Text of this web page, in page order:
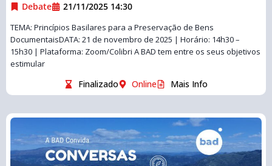
Debate 21/11/2025 14:30
TEMA: Princípios Basilares para a Preservação de Bens
DocumentaisDATA: 21 de novembro de 2025 | Horário: 14h30 –
15h30 | Plataforma: Zoom/Colibri A BAD tem entre os seus objetivos
estimular
Finalizado Online Mais Info